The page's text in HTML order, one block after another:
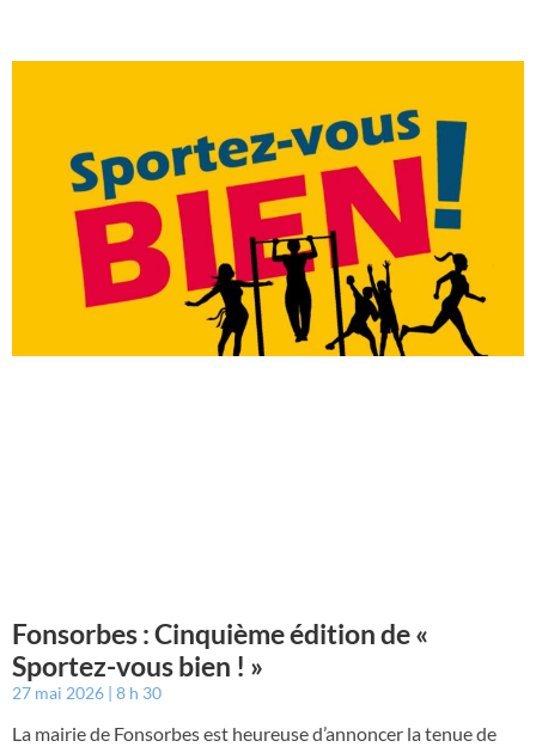
Fonsorbes : Cinquième édition de «
Sportez-vous bien ! »
27 mai 2026 8 h 30
La mairie de Fonsorbes est heureuse d’annoncer la tenue de